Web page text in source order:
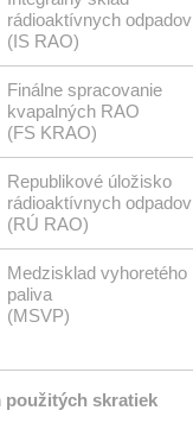
rádioaktívnych odpadov
(IS RAO)
Finálne spracovanie
kvapalných RAO
(FS KRAO)
Republikové úložisko
rádioaktívnych odpadov
(RÚ RAO)
Medzisklad vyhoretého
paliva
(MSVP)
použitých skratiek